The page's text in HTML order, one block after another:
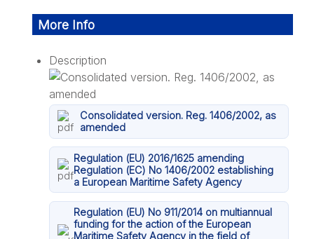
More Info
Description
Consolidated version. Reg. 1406/2002, as
amended
Regulation (EU) 2016/1625 amending
Regulation (EC) No 1406/2002 establishing
a European Maritime Safety Agency
Regulation (EU) No 911/2014 on multiannual
funding for the action of the European
Maritime Safety Agency in the field of